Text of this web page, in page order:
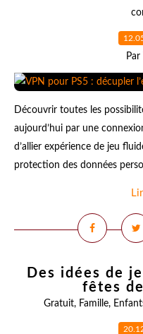
Par
Découvrir toutes les
aujourd’hui par une
d’allier expérience de jeu
protection des données
Des idées de
fêtes
Gratuit, Famille,